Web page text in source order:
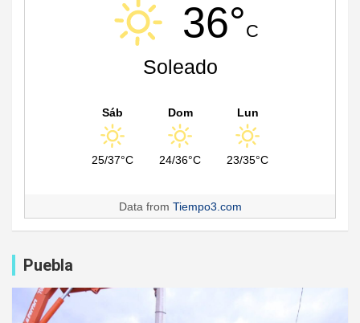
36°C
Soleado
Sáb
25/37°C
Dom
24/36°C
Lun
23/35°C
Data from Tiempo3.com
Puebla